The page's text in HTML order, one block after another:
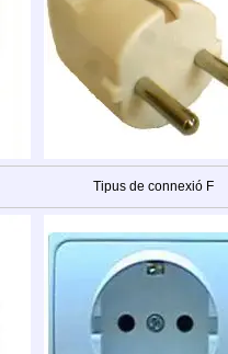
Tipus de connexió F